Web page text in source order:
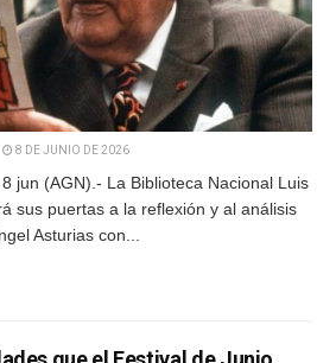
8 DE JUNIO DE 2026
jun (AGN).- La Biblioteca Nacional Luis
sus puertas a la reflexión y al análisis
Asturias con...